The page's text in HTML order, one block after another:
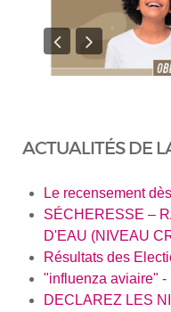
ACTUALITÉS DE
Le recensement
SÉCHERESSE –
D'EAU (NIVEAU
Résultats des
"influenza aviaire" -
DECLAREZ LES